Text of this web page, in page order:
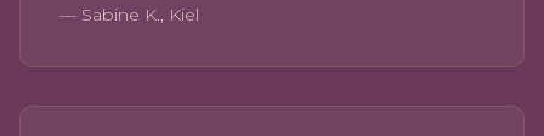
— Sabine K., Kiel